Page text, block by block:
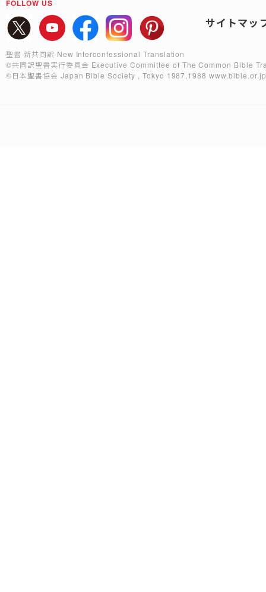
FOLLOW US
サイトマッ
聖書 新共同訳 New Interconfessional Translation
©共同訳聖書実行委員会 Executive Committee of The Common Bible
©日本聖書協会 Japan Bible Society , Tokyo 1987,1988www.bible.or.jp